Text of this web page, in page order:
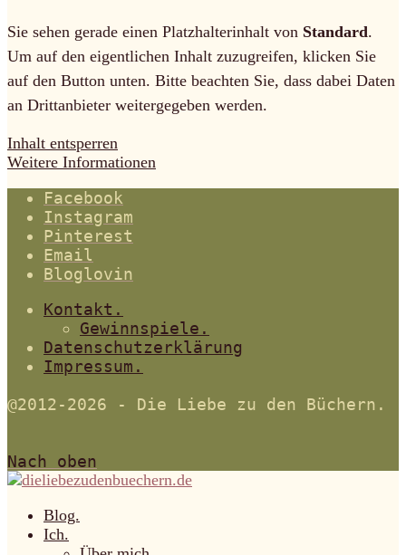
Sie sehen gerade einen Platzhalterinhalt von Standard.
Um auf den eigentlichen Inhalt zuzugreifen, klicken Sie
auf den Button unten. Bitte beachten Sie, dass dabei Daten
an Drittanbieter weitergegeben werden.
Inhalt entsperren
Weitere Informationen
Facebook
Instagram
Pinterest
Email
Bloglovin
Kontakt.
Gewinnspiele.
Datenschutzerklärung
Impressum.
@2012-2026 - Die Liebe zu den Büchern.
Nach oben
Blog.
Ich.